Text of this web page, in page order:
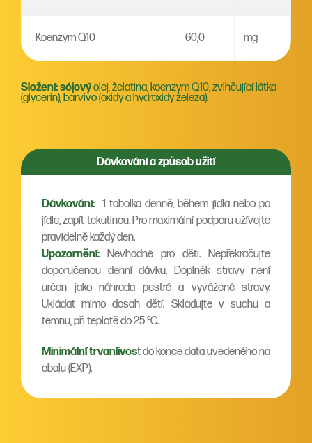
Koenzym Q10 60,0 mg
Složení: sójovýolej, želatina, koenzym Q10, zvlhčující látka
(glycerin), barvivo (oxidy a hydroxidy železa).
Dávkování a způsob užití
Dávkování: 1 tobolka denně, během jídla nebo po
jídle, zapít tekutinou. Pro maximální podporu užívejte
pravidelně každý den.
Upozornění: Nevhodné pro děti. Nepřekračujte
doporučenou denní dávku. Doplněk stravy není
určen jako náhrada pestré a vyvážené stravy.
Ukládat mimo dosah dětí. Skladujte v suchu a
temnu, při teplotě do 25 °C.
Minimální trvanlivost do konce data uvedeného na
obalu (EXP).